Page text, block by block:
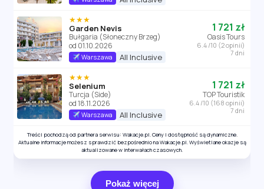
★★★
Garden Nevis
Bułgaria (Słoneczny Brzeg)
od 01.10.2026
Warszawa All Inclusive
1 721 zł
Oasis Tours
6.4 /10 (2 opinii)
7 dni
★★★
Selenium
Turcja (Side)
od 18.11.2026
Warszawa All Inclusive
1 721 zł
TOP Touristik
6.4 /10 (168 opinii)
7 dni
Treści pochodzą od partnera serwisu: Wakacje.pl. Ceny i dostępność są dynamiczne.
Aktualne informacje możesz sprawdzić bezpośrednio na Wakacje.pl. Wyświetlane okazje są
aktualizowane w interwałach czasowych.
Pokaż więcej